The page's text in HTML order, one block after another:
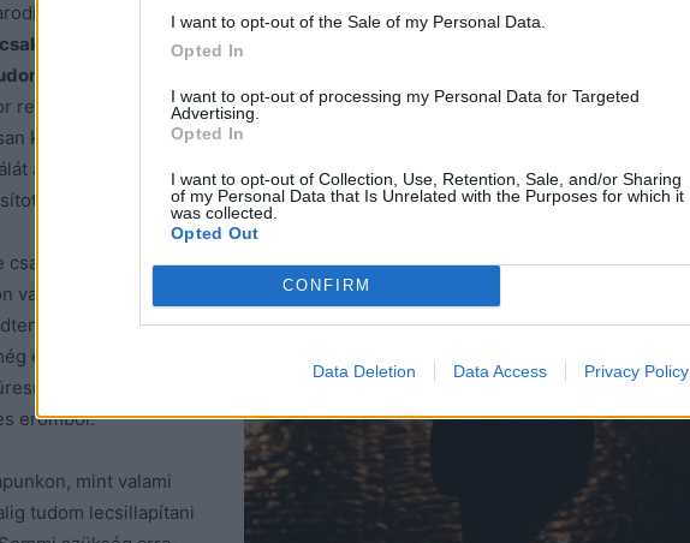
I want to opt-out of the Sale of my Personal Data.
Opted In
I want to opt-out of processing my Personal Data for Targeted
Advertising.
Opted In
I want to opt-out of Collection, Use, Retention, Sale, and/or Sharing
of my Personal Data that Is Unrelated with the Purposes for which it
was collected.
Opted Out
CONFIRM
Data Deletion Data Access Privacy Policy
az ellenkező
állok, remeg a
eldönteni, merjek-
rezegni kezd a
kikapom a
adok a jó égnek,
fel az óra után.
csak belesúgom, hogy
vagyok, majd
bámulok ki az apró
egy keveset, majd
tűnik az utca,
erőmből.
mint valami
tudom lecsillapítani